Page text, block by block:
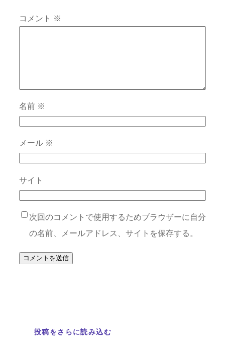
コメント ※
名前 ※
メール ※
サイト
次回のコメントで使用するためブラウザーに自分
の名前、メールアドレス、サイトを保存する。
投稿をさらに読み込む